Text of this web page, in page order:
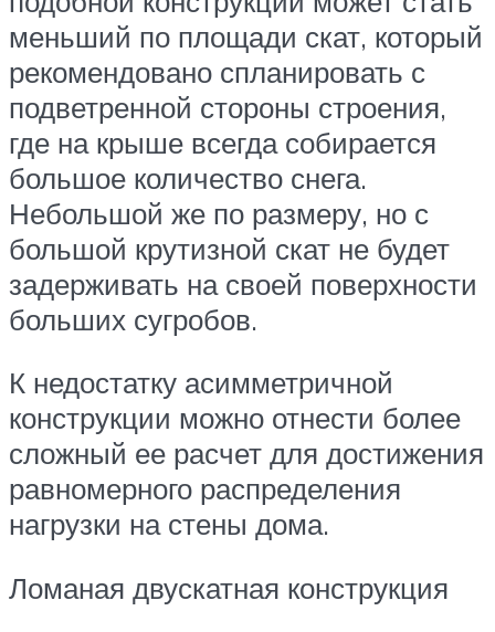
меньший по площади скат, который
рекомендовано спланировать с
подветренной стороны строения,
где на крыше всегда собирается
большое количество снега.
Небольшой же по размеру, но с
большой крутизной скат не будет
задерживать на своей поверхности
больших сугробов.
К недостатку асимметричной
конструкции можно отнести более
сложный ее расчет для достижения
равномерного распределения
нагрузки на стены дома.
Ломаная двускатная конструкция